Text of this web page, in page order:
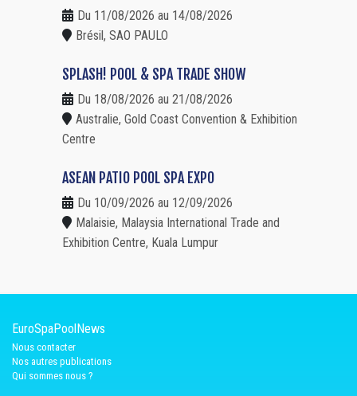
Du 11/08/2026 au 14/08/2026
Brésil, SAO PAULO
SPLASH! POOL & SPA TRADE SHOW
Du 18/08/2026 au 21/08/2026
Australie, Gold Coast Convention & Exhibition
Centre
ASEAN PATIO POOL SPA EXPO
Du 10/09/2026 au 12/09/2026
Malaisie, Malaysia International Trade and
Exhibition Centre, Kuala Lumpur
EuroSpaPoolNews
Nous contacter
Nos autres publications
Qui sommes nous ?